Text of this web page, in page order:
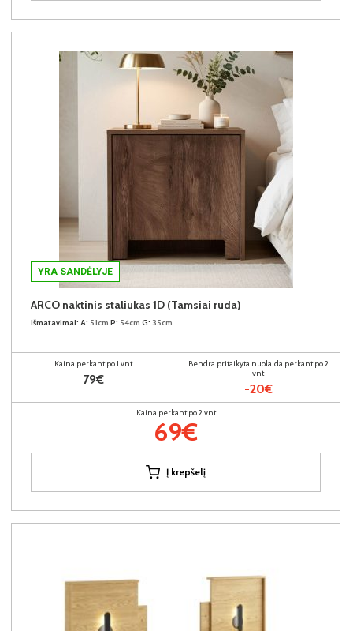
YRA SANDĖLYJE
ARCO naktinis staliukas 1D (Tamsiai ruda)
Išmatavimai: A: 51cm P: 54cm G: 35cm
Kaina perkant po 1 vnt
79€
Bendra pritaikyta nuolaida perkant po 2
vnt
-20€
Kaina perkant po 2 vnt
69€
Į krepšelį